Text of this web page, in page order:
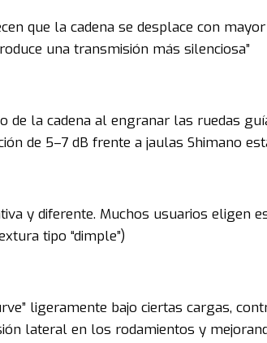
que la cadena se desplace con
una transmisión más silenciosa”
de la cadena al engranar las ruedas
de 5–7 dB frente a jaulas Shimano
y diferente. Muchos usuarios eligen
tipo “dimple”)
ligeramente bajo ciertas cargas,
lateral en los rodamientos y